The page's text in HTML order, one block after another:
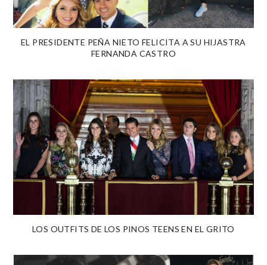
EL PRESIDENTE PEÑA NIETO FELICITA A SU HIJASTRA
FERNANDA CASTRO
LOS OUTFITS DE LOS PINOS TEENS EN EL GRITO